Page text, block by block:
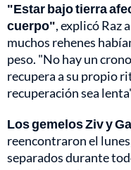
"Estar bajo tierra
cuerpo", explicó Raz
muchos rehenes
peso. "No hay un
recupera a su propio
recuperación sea
Los gemelos Ziv y
reencontraron el
separados durante